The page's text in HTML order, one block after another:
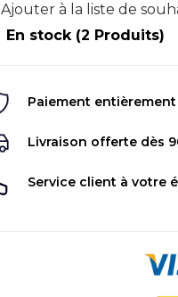
Ajouter à la liste de
En stock (2 Produits)
Paiement
Livraison offerte dès
Service client à votre